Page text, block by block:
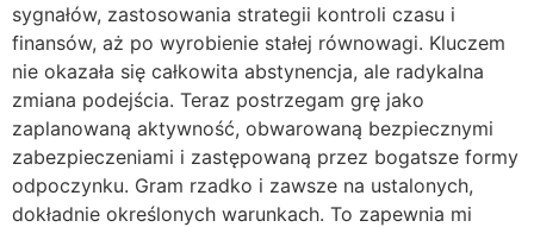
sygnałów, zastosowania strategii kontroli czasu i
finansów, aż po wyrobienie stałej równowagi. Kluczem
nie okazała się całkowita abstynencja, ale radykalna
zmiana podejścia. Teraz postrzegam grę jako
zaplanowaną aktywność, obwarowaną bezpiecznymi
zabezpieczeniami i zastępowaną przez bogatsze formy
odpoczynku. Gram rzadko i zawsze na ustalonych,
dokładnie określonych warunkach. To zapewnia mi